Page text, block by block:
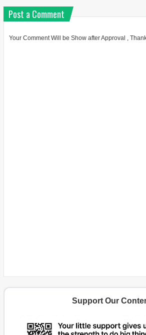
Post a Comment
Your Comment Will be Show after Approval ,
Support Our